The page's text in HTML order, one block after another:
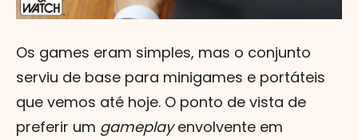
Os games eram simples, mas o conjunto
serviu de base para minigames e portáteis
que vemos até hoje. O ponto de vista de
preferir um gameplayenvolvente em